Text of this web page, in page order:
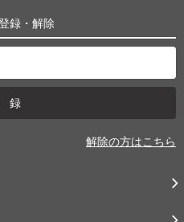
録・解除
解除の方はこちら